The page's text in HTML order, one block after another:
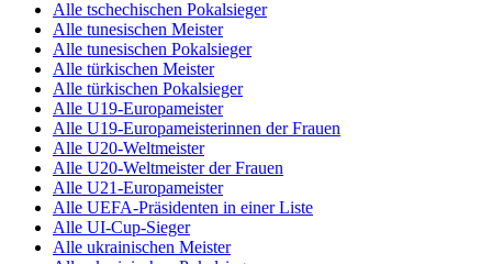
Alle tschechischen Pokalsieger
Alle tunesischen Meister
Alle tunesischen Pokalsieger
Alle türkischen Meister
Alle türkischen Pokalsieger
Alle U19-Europameister
Alle U19-Europameisterinnen der Frauen
Alle U20-Weltmeister
Alle U20-Weltmeister der Frauen
Alle U21-Europameister
Alle UEFA-Präsidenten in einer Liste
Alle UI-Cup-Sieger
Alle ukrainischen Meister